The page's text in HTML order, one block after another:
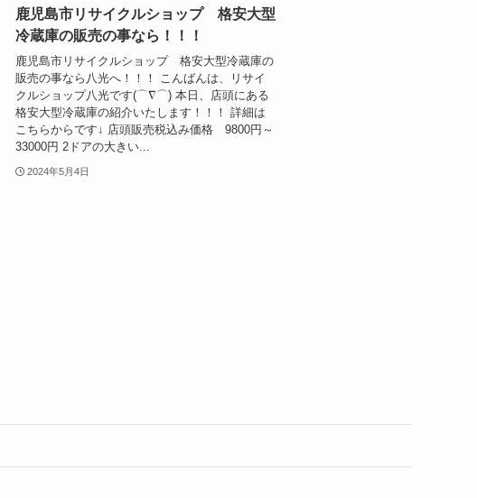
鹿児島市リサイクルショップ 格安大型
冷蔵庫の販売の事なら！！！
鹿児島市リサイクルショップ 格安大型冷蔵庫の
販売の事なら八光へ！！！ こんばんは、リサイ
クルショップ八光です(⌒∇⌒) 本日、店頭にある
格安大型冷蔵庫の紹介いたします！！！ 詳細は
こちらからです↓ 店頭販売税込み価格 9800円～
33000円 2ドアの大きい...
2024年5月4日